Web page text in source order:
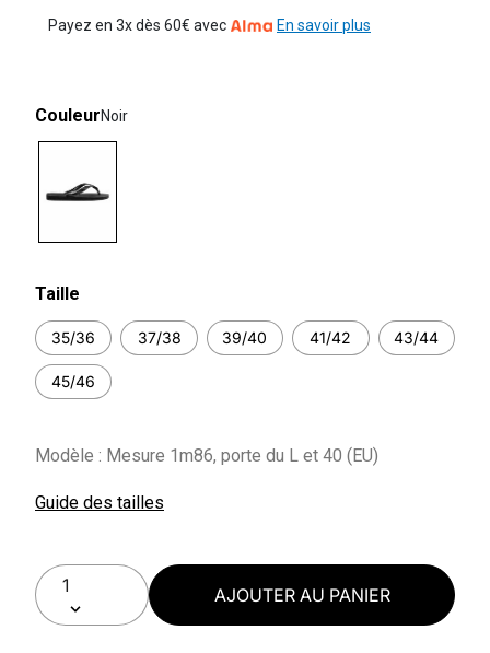
Payez en 3x dès 60€ avec En savoir plus
CouleurNoir
Taille
35/36 37/38 39/40 41/42 43/44
45/46
Modèle : Mesure 1m86, porte du L et 40 (EU)
Guide des tailles
AJOUTER AU PANIER